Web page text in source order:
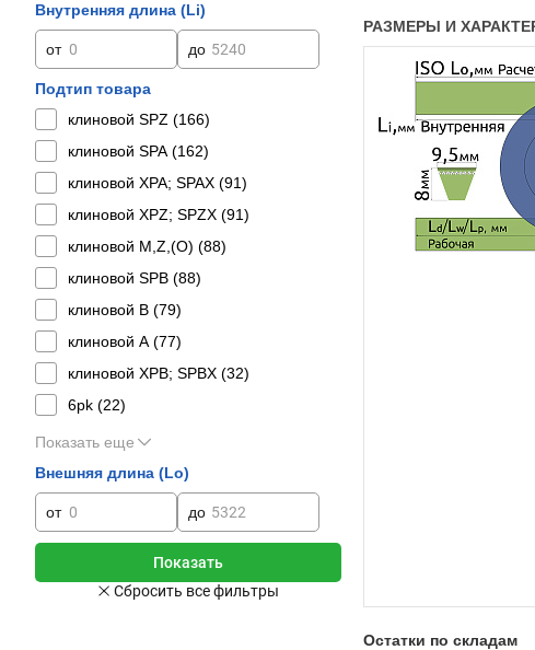
Внутренняя длина (Li)
от до
Подтип товара
клиновой SPZ (166)
клиновой SPA (162)
клиновой XPA; SPAX (91)
клиновой XPZ; SPZX (91)
клиновой M,Z,(O) (88)
клиновой SPB (88)
клиновой B (79)
клиновой A (77)
клиновой XPB; SPBX (32)
6pk (22)
Показать еще
Внешняя длина (Lo)
от до
РАЗМЕРЫ И
Остатки по складам